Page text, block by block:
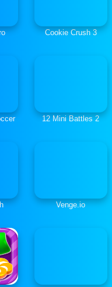
Cookie Crush 3
12 Mini Battles 2
Venge.io